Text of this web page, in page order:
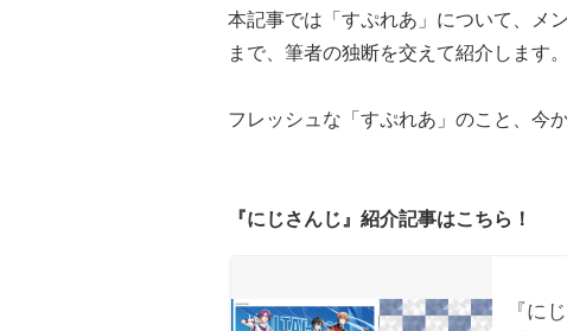
本記事では「すぷれあ」について、メ
まで、筆者の独断を交えて紹介します。
フレッシュな「すぷれあ」のこと、今
『にじさんじ』紹介記事はこちら！